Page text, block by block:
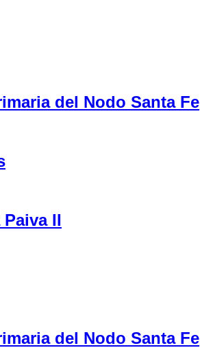
del Nodo Santa Fe
II
del Nodo Santa Fe